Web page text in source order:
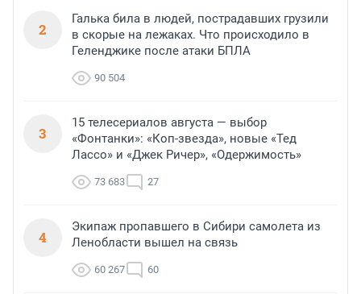
2
Галька била в людей, пострадавших грузили
в скорые на лежаках. Что происходило в
Геленджике после атаки БПЛА
90 504
3
15 телесериалов августа — выбор
«Фонтанки»: «Коп-звезда», новые «Тед
Лассо» и «Джек Ричер», «Одержимость»
73 683 27
4
Экипаж пропавшего в Сибири самолета из
Ленобласти вышел на связь
60 267 60